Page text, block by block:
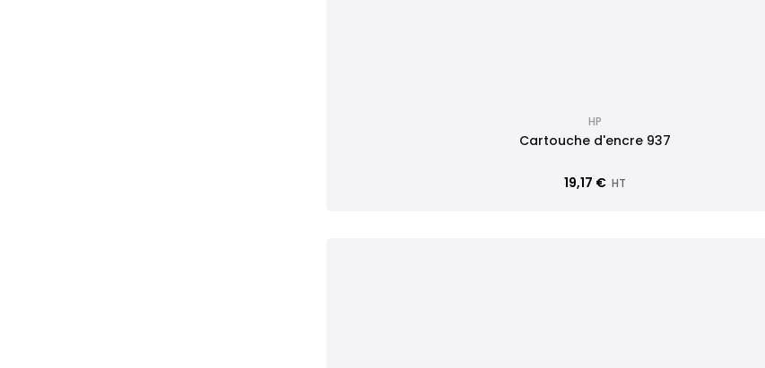
HP
Cartouche d'encre 937
19,17 € HT